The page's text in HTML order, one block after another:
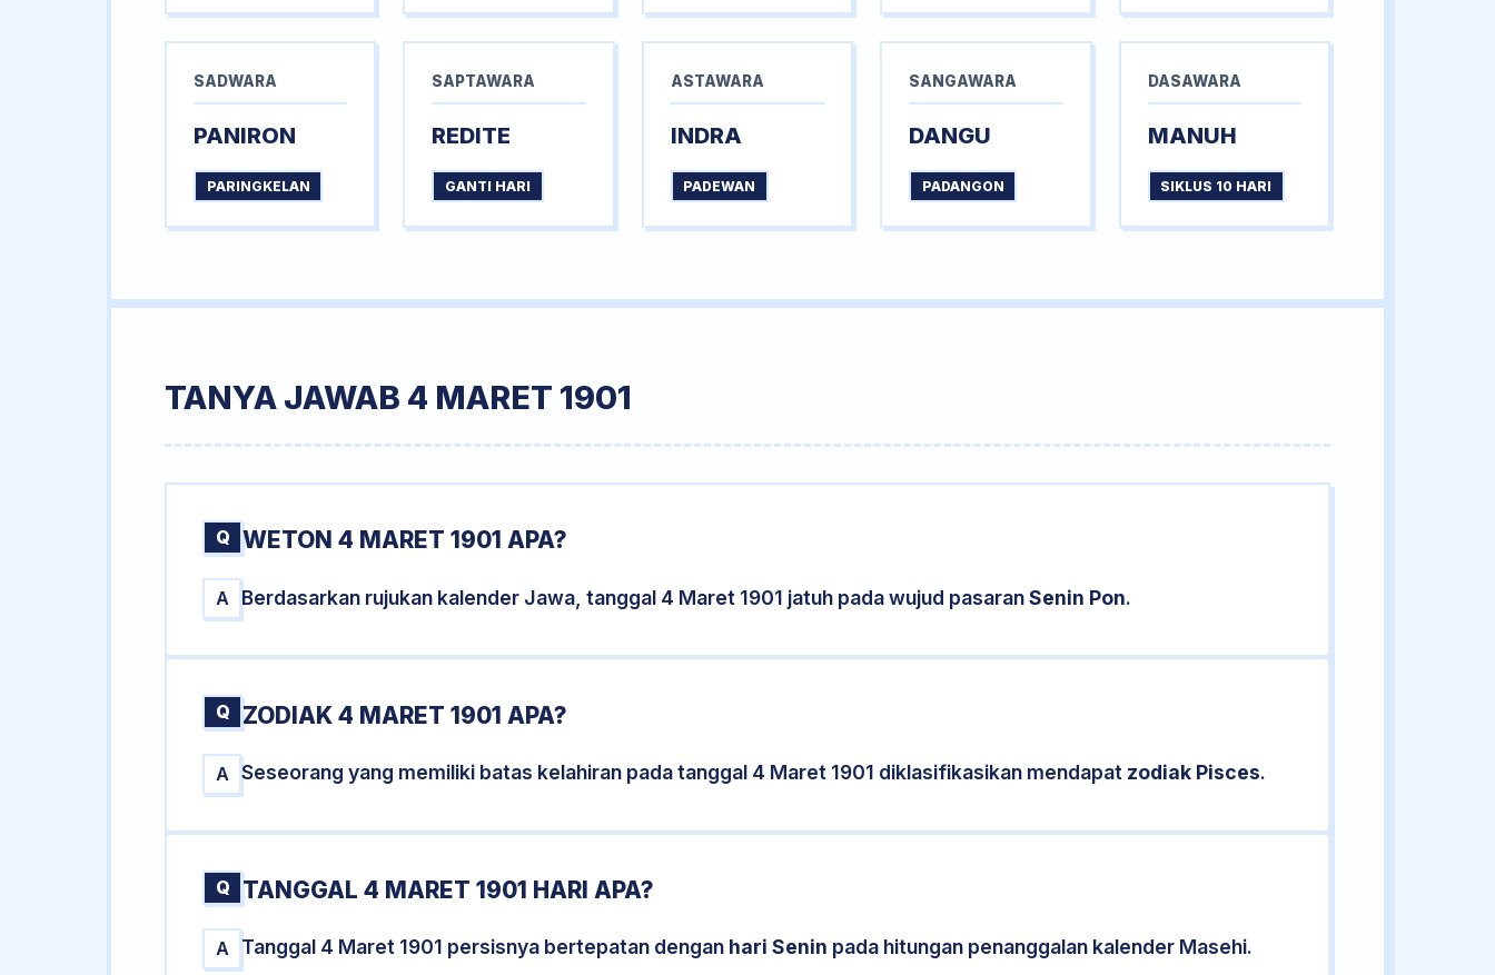
SADWARA
PANIRON
PARINGKELAN
SAPTAWARA
REDITE
GANTI HARI
ASTAWARA
INDRA
PADEWAN
SANGAWARA
DANGU
PADANGON
DASAWARA
MANUH
SIKLUS 10 HARI
TANYA JAWAB 4 MARET 1901
Q WETON 4 MARET 1901 APA?
A Berdasarkan rujukan kalender Jawa, tanggal 4 Maret 1901 jatuh pada wujud pasaranSenin Pon.
Q ZODIAK 4 MARET 1901 APA?
A Seseorang yang memiliki batas kelahiran pada tanggal 4 Maret 1901 diklasifikasikan mendapat zodiak Pisces.
Q TANGGAL 4 MARET 1901 HARI APA?
A Tanggal 4 Maret 1901 persisnya bertepatan dengan hari Senin pada hitungan penanggalan kalender Masehi.